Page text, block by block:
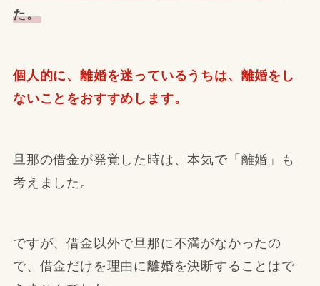
た。
個人的に、離婚を迷っているうちは、離婚をし
ないことをおすすめします。
旦那の借金が発覚した時は、本気で「離婚」も
考えました。
ですが、借金以外で旦那に不満がなかったの
で、借金だけを理由に離婚を決断することはで